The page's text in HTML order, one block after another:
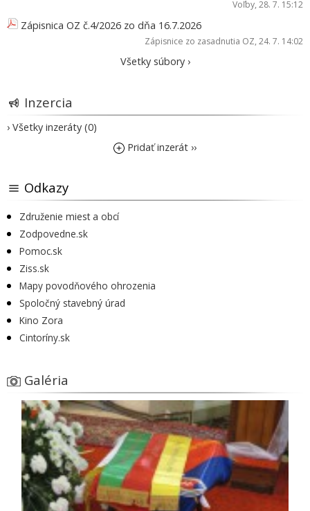
Voľby, 28. 7. 15:12
Zápisnica OZ č.4/2026 zo dňa 16.7.2026
Zápisnice zo zasadnutia OZ, 24. 7. 14:02
Všetky súbory ›
Inzercia
› Všetky inzeráty (0)
Pridať inzerát ››
Odkazy
Združenie miest a obcí
Zodpovedne.sk
Pomoc.sk
Ziss.sk
Mapy povodňového ohrozenia
Spoločný stavebný úrad
Kino Zora
Cintoríny.sk
Galéria